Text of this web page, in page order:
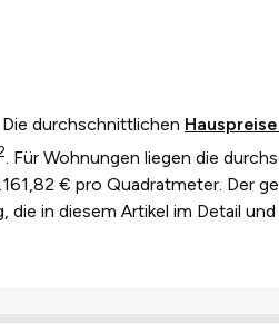
durchschnittlichen
. Für Wohnungen liegen die
€ pro Quadratmeter. Der
die in diesem Artikel im Detail